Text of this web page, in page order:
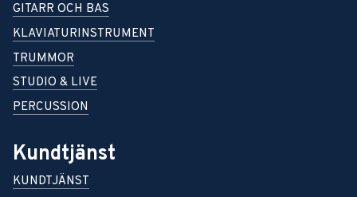
GITARR OCH BAS
KLAVIATURINSTRUMENT
TRUMMOR
STUDIO & LIVE
PERCUSSION
Kundtjänst
KUNDTJÄNST